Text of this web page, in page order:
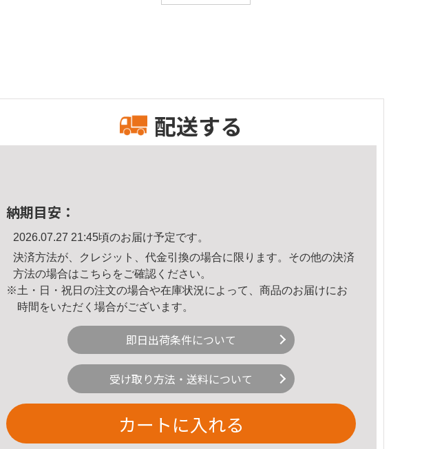
配送する
納期目安：
2026.07.27 21:45頃のお届け予定です。
決済方法が、クレジット、代金引換の場合に限ります。その他の決済
方法の場合はこちら をご確認ください。
※土・日・祝日の注文の場合や在庫状況によって、商品のお届けにお
時間をいただく場合がございます。
即日出荷条件について
受け取り方法・送料について
カートに入れる